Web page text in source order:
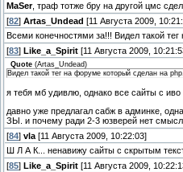
MaSer, траф тотже бру на другой цмс
[82] Artas_Undead [11 Августа 2009,
Всеми конечностями за!!! Видел такой
[83] Like_a_Spirit [11 Августа 2009,
Quote (Artas_Undead)
Видел такой тег на форуме который сделан на php.
я тебя мб удивлю, однако все сайты с
давно уже предлагал сабж в админке,
ЗЫ. и почему ради 2-3 юзверей нет
[84] vla [11 Августа 2009, 10:22:03]
Ш Л А К... ненавижу сайты с скрытым
[85] Like_a_Spirit [11 Августа 2009,